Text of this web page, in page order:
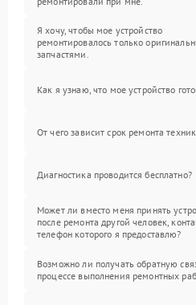
Я хочу, чтобы мое устройство
ремонтировалось только
запчастями.
Как я узнаю, что мое устройство
От чего зависит срок ремонта
Диагностика проводится бесплатно?
Может ли вместо меня принять
после ремонта другой человек,
телефон которого я предоставлю?
Возможно ли получать обратную
процессе выполнения ремонтных